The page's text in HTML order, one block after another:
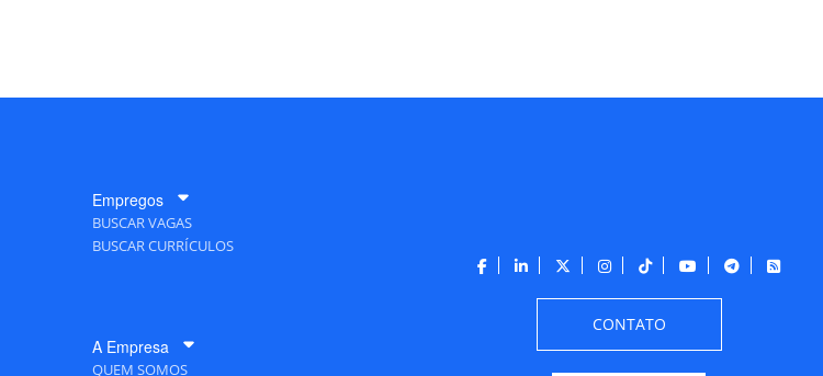
Empregos
BUSCAR VAGAS
BUSCAR CURRÍCULOS
A Empresa
QUEM SOMOS
CONTATO